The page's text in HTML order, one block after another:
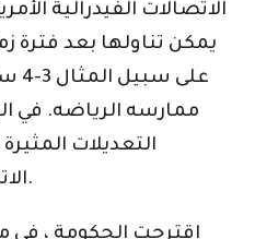
الاتصالات الفيدرالية
ممارسه الرياضه. في
التعديلات
الاتصالات ، قيد الإعداد حاليًا.